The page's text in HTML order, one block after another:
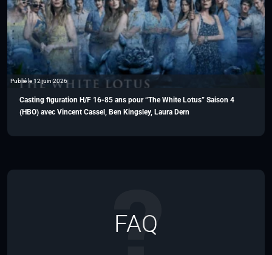
Publié le 12 juin 2026
Casting figuration H/F 16-85 ans pour “The White Lotus” Saison 4
(HBO) avec Vincent Cassel, Ben Kingsley, Laura Dern
FAQ